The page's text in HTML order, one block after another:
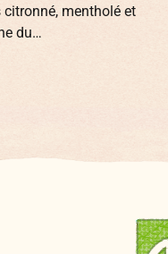
mentholé et
du…